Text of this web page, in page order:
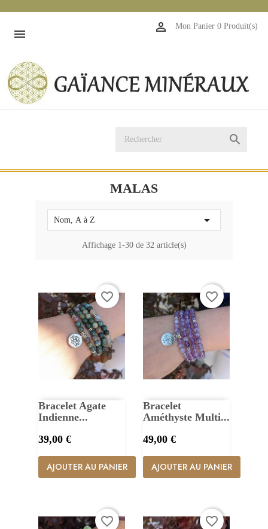

Mon Panier 0 Produit(s)


MALAS
Nom, A à Z 
Affichage 1-30 de 32 article(s)
Bracelet Agate
Indienne...
Prix
39,00 €
AJOUTER AU PANIER
favorite_border
Bracelet
Améthyste Multi...
Prix
49,00 €
AJOUTER AU PANIER
favorite_border
favorite_border favorite_border